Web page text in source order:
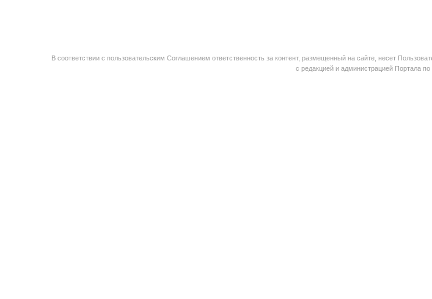
В соответствии с пользовательским Соглашением ответственность за контент, размещенный на сайте, несет
с редакцией и администрацией Портала